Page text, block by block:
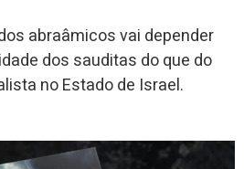
abraâmicos vai depender
dos sauditas do que do
no Estado de Israel.